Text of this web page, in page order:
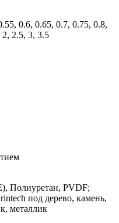
0.6, 0.65, 0.7, 0.75, 0.8,
2.5, 3, 3.5
Полиуретан, PVDF;
под дерево, камень,
металлик